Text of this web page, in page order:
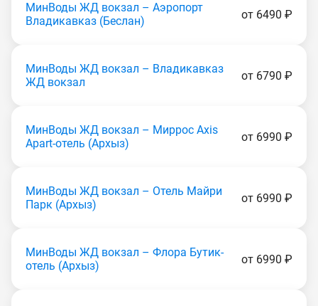
МинВоды ЖД вокзал – Аэропорт
Владикавказ (Беслан)
от 6490 ₽
МинВоды ЖД вокзал – Владикавказ
ЖД вокзал
от 6790 ₽
МинВоды ЖД вокзал – Миррос Axis
Apart-отель (Apxыз)
от 6990 ₽
МинВоды ЖД вокзал – Отель Майри
Парк (Apxыз)
от 6990 ₽
МинВоды ЖД вокзал – Флора Бутик-
отель (Apxыз)
от 6990 ₽